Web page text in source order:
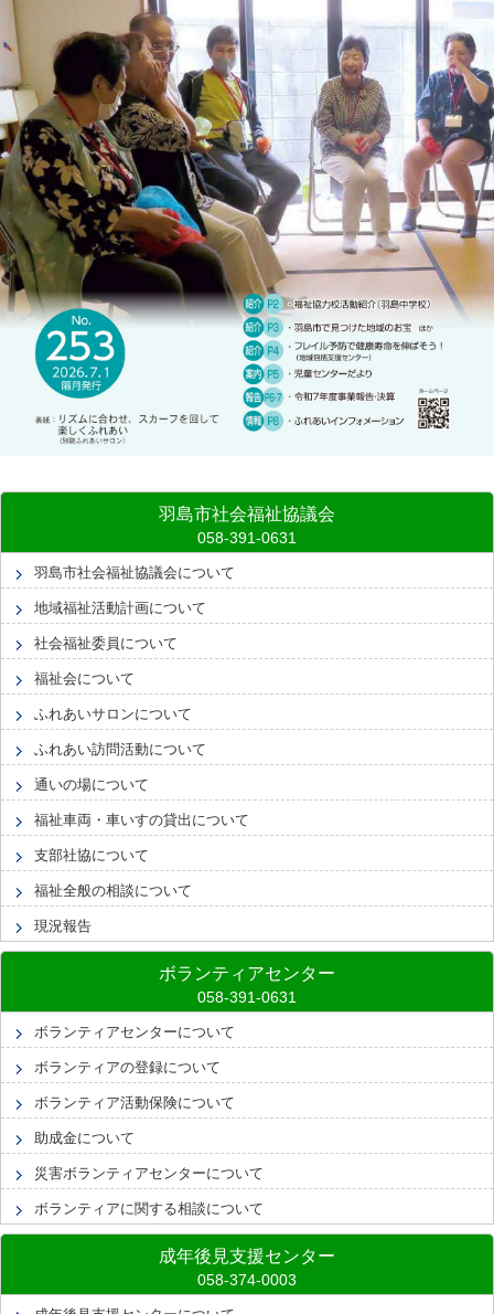
羽島市社会福祉協議会
羽島市社会福祉協議会について
地域福祉活動計画について
社会福祉委員について
福祉会について
ふれあいサロンについて
ふれあい訪問活動について
通いの場について
福祉車両・車いすの貸出について
支部社協について
福祉全般の相談について
現況報告
ボランティアセンター
ボランティアセンターについて
ボランティアの登録について
ボランティア活動保険について
助成金について
災害ボランティアセンターについて
ボランティアに関する相談について
成年後見支援センター